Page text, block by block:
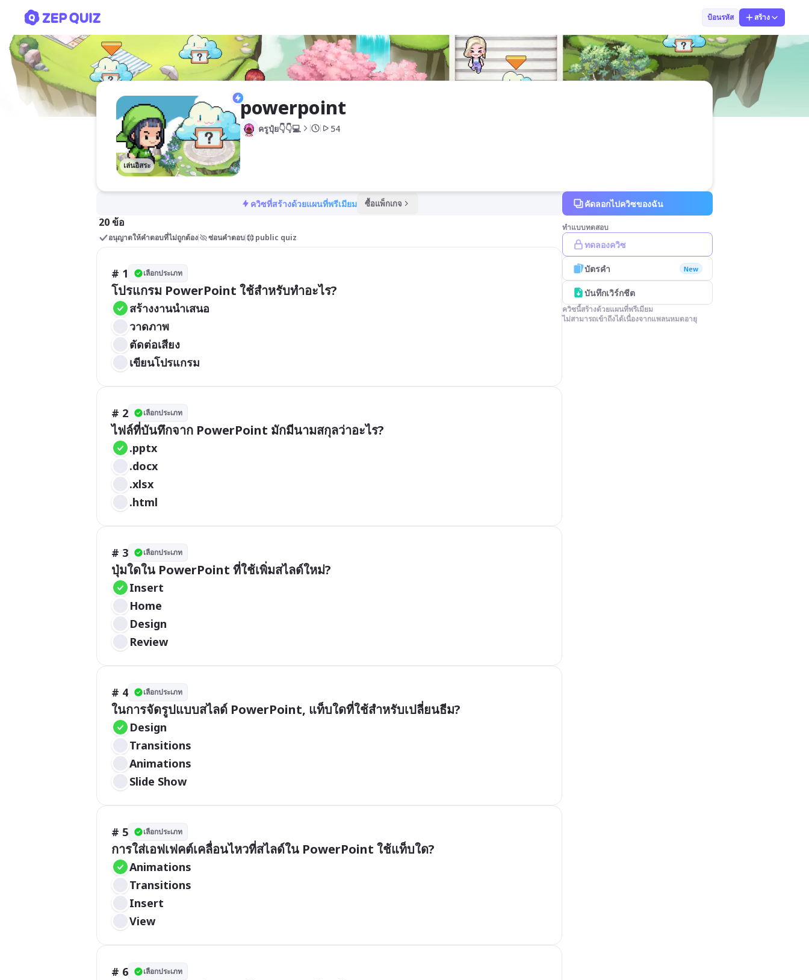
ป้อนรหัส สร้าง
เล่นอิสระ
powerpoint
ครูปุ๋ย👇👇💻 54
ควิซที่สร้างด้วยแผนที่พรีเมียม ซื้อแพ็กเกจ
20 ข้อ
อนุญาตให้คำตอบที่ไม่ถูกต้อง ซ่อนคำตอบ public quiz
# 1 เลือกประเภท
โปรแกรม PowerPoint ใช้สำหรับทำอะไร?
สร้างงานนำเสนอ
วาดภาพ
ตัดต่อเสียง
เขียนโปรแกรม
# 2 เลือกประเภท
ไฟล์ที่บันทึกจาก PowerPoint มักมีนามสกุลว่าอะไร?
.pptx
.docx
.xlsx
.html
# 3 เลือกประเภท
ปุ่มใดใน PowerPoint ที่ใช้เพิ่มสไลด์ใหม่?
Insert
Home
Design
Review
# 4 เลือกประเภท
ในการจัดรูปแบบสไลด์ PowerPoint, แท็บใดที่ใช้สำหรับเปลี่ยนธีม?
Design
Transitions
Animations
Slide Show
# 5 เลือกประเภท
การใส่เอฟเฟคต์เคลื่อนไหวที่สไลด์ใน PowerPoint ใช้แท็บใด?
Animations
Transitions
Insert
View
# 6 เลือกประเภท
คัดลอกไปควิซของฉัน
ทำแบบทดสอบ
ทดลองควิซ
บัตรคำ New
บันทึกเวิร์กชีต
ควิซนี้สร้างด้วยแผนที่พรีเมียม
ไม่สามารถเข้าถึงได้เนื่องจากแพลนหมดอายุ